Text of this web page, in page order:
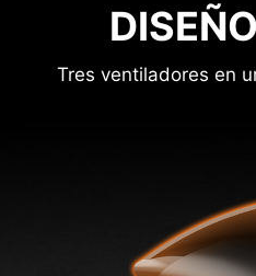
Tres ventiladores en